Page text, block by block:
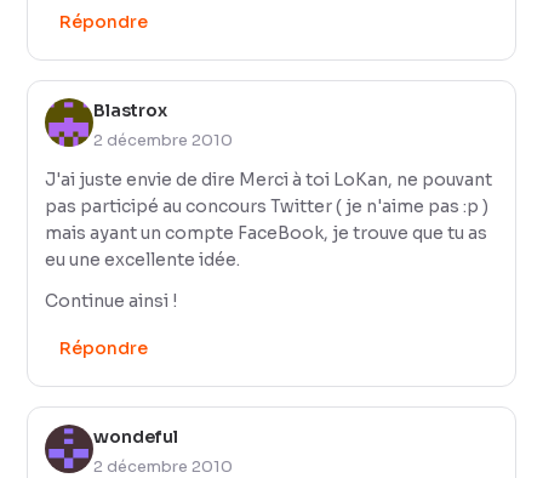
Répondre
Blastrox
2 décembre 2010
J'ai juste envie de dire Merci à toi LoKan, ne pouvant
pas participé au concours Twitter ( je n'aime pas :p )
mais ayant un compte FaceBook, je trouve que tu as
eu une excellente idée.
Continue ainsi !
Répondre
wondeful
2 décembre 2010